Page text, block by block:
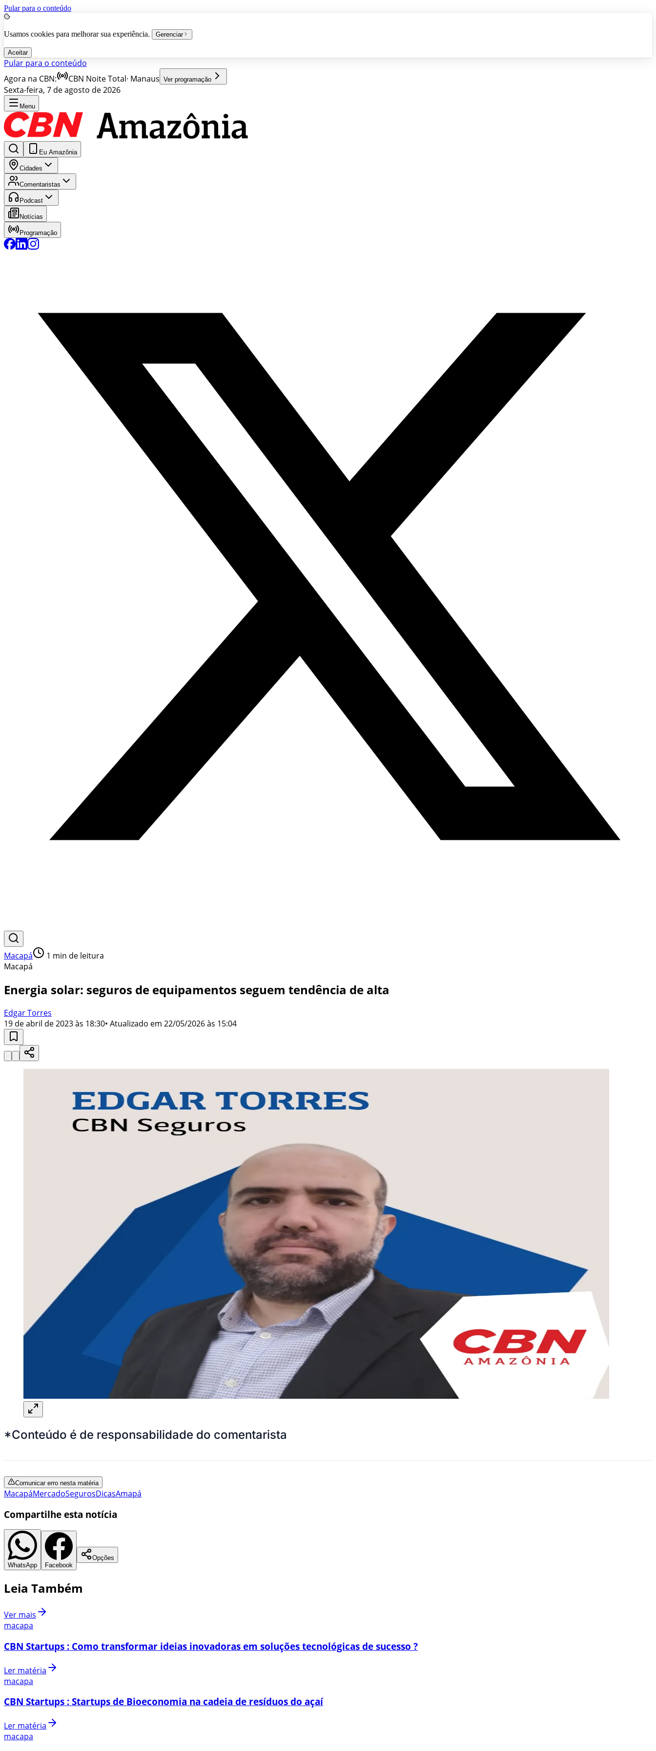
Pular para o conteúdo
Usamos cookies para melhorar sua experiência. Gerenciar
Aceitar
Pular para o conteúdo
Agora na CBN:
CBN Noite Total· Manaus Ver programação
Sexta-feira, 7 de agosto de 2026
Menu
Eu Amazônia
Cidades
Comentaristas
Podcast
Notícias
Programação
Macapá 1 min de leitura
Macapá
Energia solar: seguros de equipamentos seguem tendência de alta
Edgar Torres
19 de abril de 2023 às 18:30• Atualizado em 22/05/2026 às 15:04
*Conteúdo é de responsabilidade do comentarista
Comunicar erro nesta matéria
MacapáMercadoSegurosDicasAmapá
Compartilhe esta notícia
WhatsApp Facebook
Opções
Leia Também
Ver mais
macapa
CBN Startups : Como transformar ideias inovadoras em soluções tecnológicas de sucesso ?
Ler matéria
macapa
CBN Startups : Startups de Bioeconomia na cadeia de resíduos do açaí
Ler matéria
macapa